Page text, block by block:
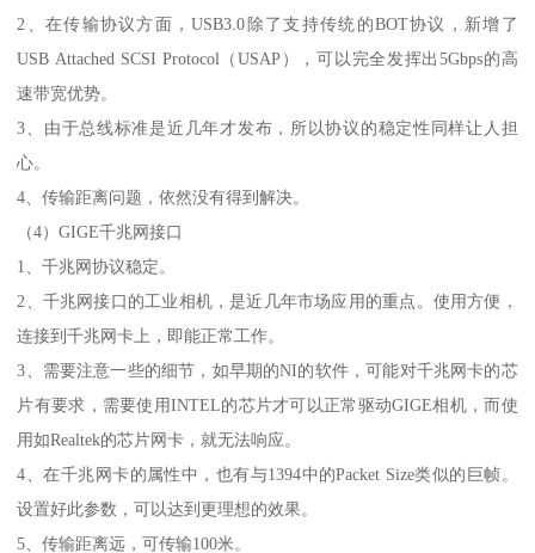
2、在传输协议方面，USB3.0除了支持传统的BOT协议，新增了
USB Attached SCSI Protocol（USAP），可以完全发挥出5Gbps的高
速带宽优势。
3、由于总线标准是近几年才发布，所以协议的稳定性同样让人担
心。
4、传输距离问题，依然没有得到解决。
（4）GIGE千兆网接口
1、千兆网协议稳定。
2、千兆网接口的工业相机，是近几年市场应用的重点。使用方便，
连接到千兆网卡上，即能正常工作。
3、需要注意一些的细节，如早期的NI的软件，可能对千兆网卡的芯
片有要求，需要使用INTEL的芯片才可以正常驱动GIGE相机，而使
用如Realtek的芯片网卡，就无法响应。
4、在千兆网卡的属性中，也有与1394中的Packet Size类似的巨帧。
设置好此参数，可以达到更理想的效果。
5、传输距离远，可传输100米。